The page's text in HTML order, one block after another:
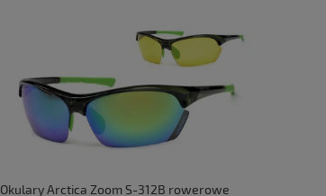
Okulary Arctica Zoom S-312B rowerowe